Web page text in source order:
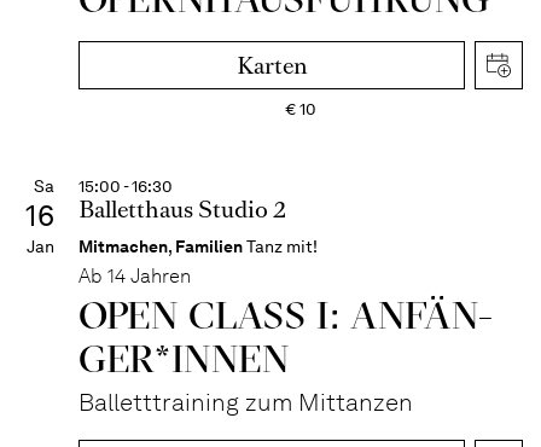
Karten
€10
Sa
16
Jan
15:00 - 16:30
Balletthaus Studio 2
Mitmachen, FamilienTanz mit!
Ab 14 Jahren
OPEN CLASS I: ANFÄN­
GER*IN­NEN
Balletttraining zum Mittanzen